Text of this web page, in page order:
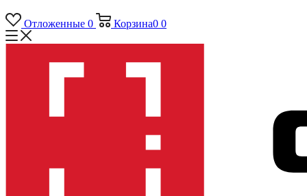
Отложенные 0 Корзина0 0